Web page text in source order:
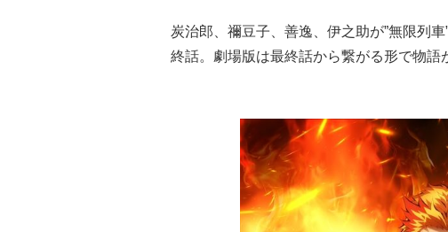
炭治郎、禰豆子、善逸、伊之助が”無限列
終話。劇場版は最終話から繋がる形で物語